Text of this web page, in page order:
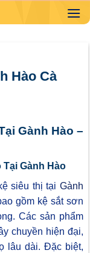
Hào Cà
Gành Hào –
Gành Hào
siêu thị tại Gành
gồm kệ sắt sơn
Các sản phẩm
chuyền hiện đại,
lâu dài. Đặc biệt,